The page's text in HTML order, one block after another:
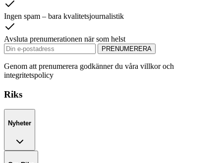
Ingen spam – bara kvalitetsjournalistik
Avsluta prenumerationen när som helst
PRENUMERERA
Genom att prenumerera godkänner du våra villkor och
integritetspolicy
Riks
Nyheter